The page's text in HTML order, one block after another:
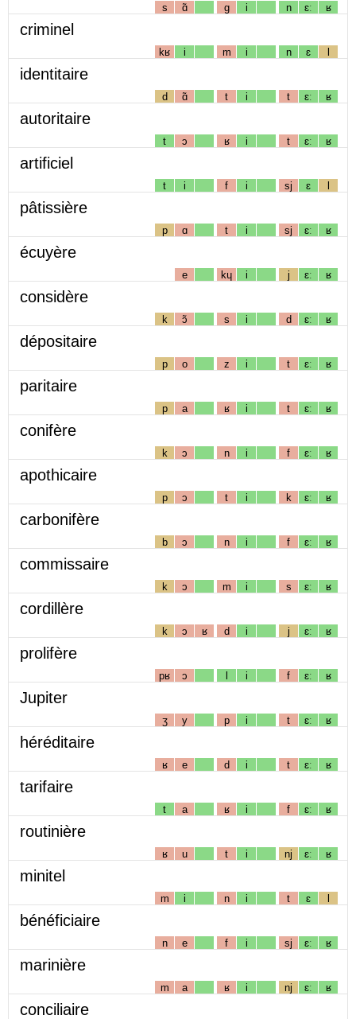
s ɑ̃ g i n ɛː ʁ
criminel
kʁ i m i n ɛ l
identitaire
d ɑ̃ t i t ɛː ʁ
autoritaire
t ɔ ʁ i t ɛː ʁ
artificiel
t i f i sj ɛ l
pâtissière
p ɑ t i sj ɛː ʁ
écuyère
e kɥ i j ɛː ʁ
considère
k ɔ̃ s i d ɛː ʁ
dépositaire
p o z i t ɛː ʁ
paritaire
p a ʁ i t ɛː ʁ
conifère
k ɔ n i f ɛː ʁ
apothicaire
p ɔ t i k ɛː ʁ
carbonifère
b ɔ n i f ɛː ʁ
commissaire
k ɔ m i s ɛː ʁ
cordillère
k ɔ ʁ d i j ɛː ʁ
prolifère
pʁ ɔ l i f ɛː ʁ
Jupiter
ʒ y p i t ɛː ʁ
héréditaire
ʁ e d i t ɛː ʁ
tarifaire
t a ʁ i f ɛː ʁ
routinière
ʁ u t i nj ɛː ʁ
minitel
m i n i t ɛ l
bénéficiaire
n e f i sj ɛː ʁ
marinière
m a ʁ i nj ɛː ʁ
conciliaire